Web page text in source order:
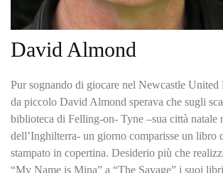
David Almond
Pur sognando di giocare nel Newcastle
da piccolo David Almond sperava che sugli
biblioteca di Felling-on- Tyne –sua città natale
dell’Inghilterra- un giorno comparisse un libro
stampato in copertina. Desiderio più che
“My Name is Mina” a “The Savage” i suoi